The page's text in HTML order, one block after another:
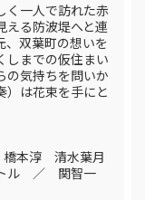
く一人で訪れた赤
える防波堤へと連
、双葉町の想いを
しまでの仮住まい
の気持ちを問いか
）は花束を手にと
橋本淳 清水葉月
トル ／ 関智一